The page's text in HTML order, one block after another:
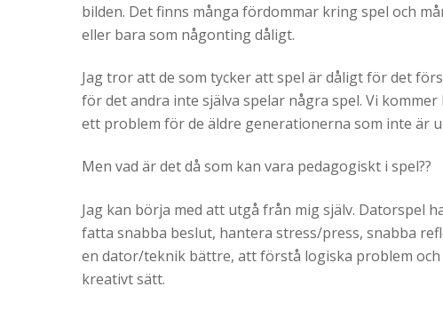
bilden. Det finns många fördommar kring spel och
eller bara som någonting dåligt.
Jag tror att de som tycker att spel är dåligt för det
för det andra inte själva spelar några spel. Vi
ett problem för de äldre generationerna som inte är
Men vad är det då som kan vara pedagogiskt i spel??
Jag kan börja med att utgå från mig själv. Datorspel
fatta snabba beslut, hantera stress/press, snabba
en dator/teknik bättre, att förstå logiska problem
kreativt sätt.